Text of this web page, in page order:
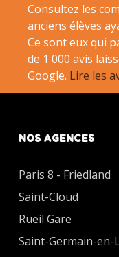
Consultez les
anciens élèves
Ce sont eux qui
de 1 000 avis
Google. Lire les
NOS AGENCES
Paris 8 - Friedland
Saint-Cloud
Rueil Gare
Saint-Germain-en-